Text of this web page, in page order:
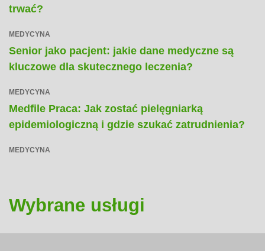
trwać?
MEDYCYNA
Senior jako pacjent: jakie dane medyczne są
kluczowe dla skutecznego leczenia?
MEDYCYNA
Medfile Praca: Jak zostać pielęgniarką
epidemiologiczną i gdzie szukać zatrudnienia?
MEDYCYNA
Wybrane usługi